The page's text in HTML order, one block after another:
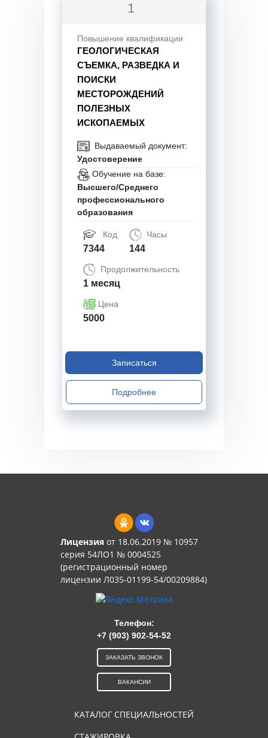
1
Повышение квалификации
ГЕОЛОГИЧЕСКАЯ
СЪЕМКА, РАЗВЕДКА И
ПОИСКИ
МЕСТОРОЖДЕНИЙ
ПОЛЕЗНЫХ
ИСКОПАЕМЫХ
Выдаваемый документ:
Удостоверение
Обучение на базе:
Высшего/Среднего
профессионального
образования
Код
7344
Часы
144
Продолжительность
1 месяц
Цена
5000
Записаться
Подробнее
Лицензияот 18.06.2019 № 10957
серия 54ЛО1 № 0004525
(регистрационный номер
лицензии Л035-01199-54/00209884)
КАТАЛОГ СПЕЦИАЛЬНОСТЕЙ
Телефон:
+7 (903) 902-54-52
ЗАКАЗАТЬ ЗВОНОК
ВАКАНСИИ